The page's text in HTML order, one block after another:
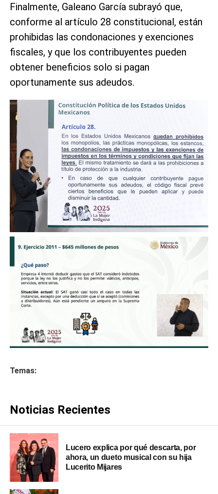
Finalmente, Galeano García subrayó que,
conforme al artículo 28 constitucional, están
prohibidas las condonaciones y exenciones
fiscales, y que los contribuyentes pueden
obtener beneficios solo si pagan
oportunamente sus adeudos.
Temas:
Noticias Recientes
Lucero explica por qué descarta, por
ahora, un dueto musical con su hija
Lucerito Mijares